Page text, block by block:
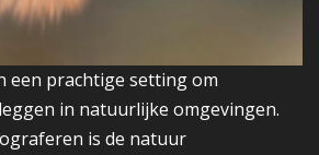
een prachtige setting om
in natuurlijke omgevingen.
is de natuur